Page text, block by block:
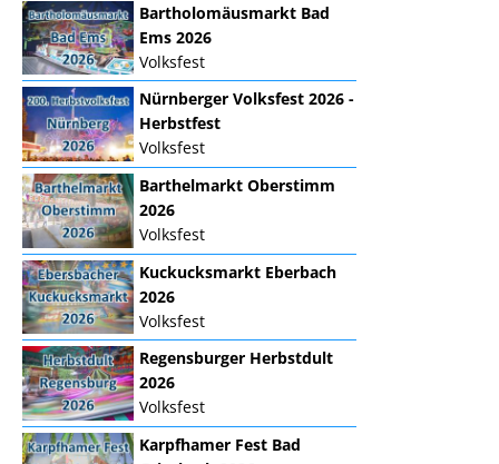
Bartholomäusmarkt Bad
Ems 2026
Volksfest
Nürnberger Volksfest 2026 -
Herbstfest
Volksfest
Barthelmarkt Oberstimm
2026
Volksfest
Kuckucksmarkt Eberbach
2026
Volksfest
Regensburger Herbstdult
2026
Volksfest
Karpfhamer Fest Bad